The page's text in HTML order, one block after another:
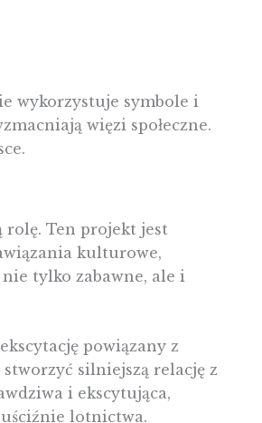
wykorzystuje symbole i
więzi społeczne.
rolę. Ten projekt jest
kulturowe,
tylko zabawne, ale i
powiązany z
silniejszą relację z
i ekscytująca,
lotnictwa.